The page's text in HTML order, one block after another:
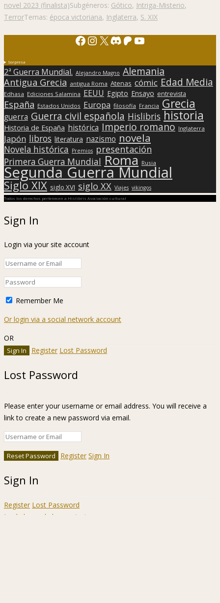
novel 2023 (finalista)Subgéneros: Gótico, Intriga-Misterio,
TerrorTemas: época victoriana, Inglaterra, S. XIX
Facebook
Instagram
X Discord
Patreon
YouTube
Sorpresa
2ª Guerra Mundial. Alejandro Magno Alemania
Antigua Grecia antigua Roma Atenas cómic Edad Media
Edhasa Ediciones Salamina EEUU Egipto Ensayo entrevista
España Estados Unidos Europa filosofía Francia Grecia
guerra Guerra civil española Hislibris historia
Historia de España histórica Imperio romano Inglaterra
Japón libros literatura nazismo novela
Novela histórica Premios presentación
Primera Guerra Mundial Roma Rusia
Segunda Guerra Mundial
Siglo XIX siglo XVI siglo XX Viajes vikingos
Todos los derechos pertenecen a Hislibris Asociación cultural
Sign In
Login via your site account
Remember Me
Or login via a social network account
OR
Register Lost Password
Lost Password
Please enter your username or email address. You will receive a
link to create a new password via email.
Register Sign In
Sign In
Register Lost Password
Ir a la barra de herramientas